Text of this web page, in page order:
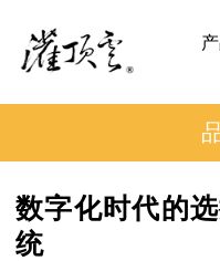
数字化时代的
统